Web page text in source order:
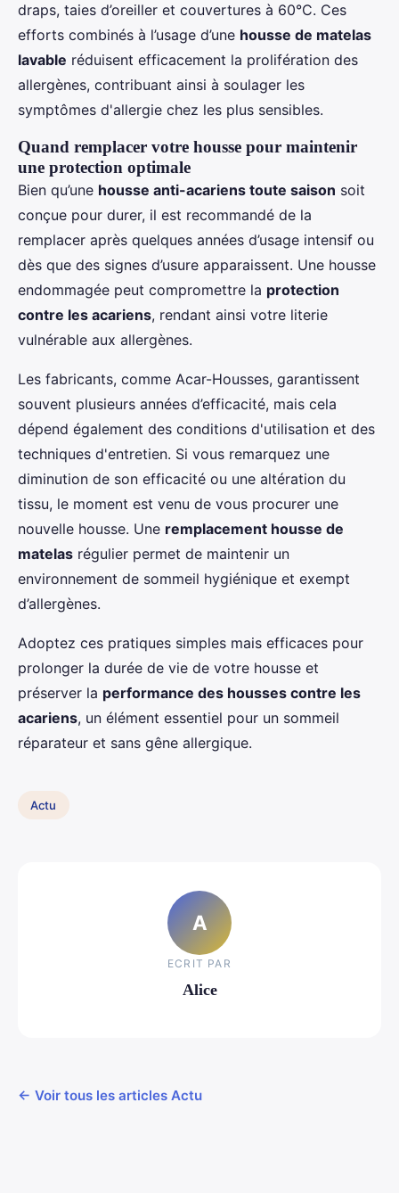
draps, taies d’oreiller et couvertures à 60°C. Ces
efforts combinés à l’usage d’une housse de matelas
lavable réduisent efficacement la prolifération des
allergènes, contribuant ainsi à soulager les
symptômes d'allergie chez les plus sensibles.
Quand remplacer votre housse pour maintenir
une protection optimale
Bien qu’une housse anti-acariens toute saison soit
conçue pour durer, il est recommandé de la
remplacer après quelques années d’usage intensif ou
dès que des signes d’usure apparaissent. Une housse
endommagée peut compromettre la protection
contre les acariens, rendant ainsi votre literie
vulnérable aux allergènes.
Les fabricants, comme Acar-Housses, garantissent
souvent plusieurs années d’efficacité, mais cela
dépend également des conditions d'utilisation et des
techniques d'entretien. Si vous remarquez une
diminution de son efficacité ou une altération du
tissu, le moment est venu de vous procurer une
nouvelle housse. Une remplacement housse de
matelas régulier permet de maintenir un
environnement de sommeil hygiénique et exempt
d’allergènes.
Adoptez ces pratiques simples mais efficaces pour
prolonger la durée de vie de votre housse et
préserver la performance des housses contre les
acariens, un élément essentiel pour un sommeil
réparateur et sans gêne allergique.
Actu
A
ECRIT PAR
Alice
← Voir tous les articles Actu